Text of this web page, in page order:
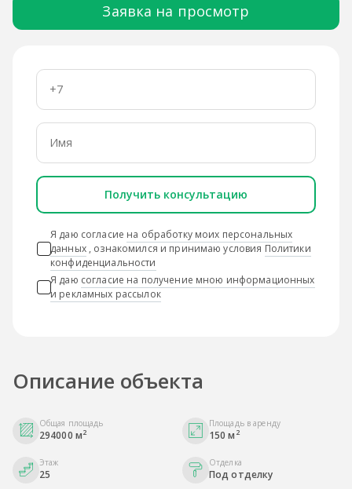
Заявка на просмотр
Получить консультацию
Я даю согласие на обработку моих персональных
данных, ознакомился и принимаю условия Политики
конфиденциальности
Я даю согласие на получение мною информационных
и рекламных рассылок
Описание объекта
Общая площадь
294000 м2
Площадь в аренду
150 м 2
Этаж
25
Отделка
Под отделку